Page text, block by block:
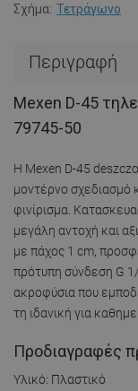
Σχήμα: Τετράγωνο
Περιγραφή
Mexen D-45
79745-50
Η Mexen D-45
μοντέρνο σχεδιασμό
φινίρισμα.
μεγάλη αντοχή και
με πάχος 1 cm,
πρότυπη σύνδεση G 1/
ακροφύσια που
τη ιδανική για
Προδιαγραφές
Υλικό: Πλαστικό